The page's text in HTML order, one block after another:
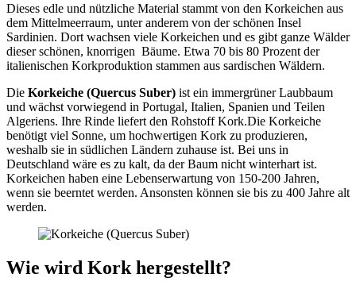
Dieses edle und nützliche Material stammt von den Korkeichen aus
dem Mittelmeerraum, unter anderem von der schönen Insel
Sardinien. Dort wachsen viele Korkeichen und es gibt ganze Wälder
dieser schönen, knorrigen Bäume. Etwa 70 bis 80 Prozent der
italienischen Korkproduktion stammen aus sardischen Wäldern.
Die Korkeiche (Quercus Suber) ist ein immergrüner Laubbaum
und wächst vorwiegend in Portugal, Italien, Spanien und Teilen
Algeriens. Ihre Rinde liefert den Rohstoff Kork.Die Korkeiche
benötigt viel Sonne, um hochwertigen Kork zu produzieren,
weshalb sie in südlichen Ländern zuhause ist. Bei uns in
Deutschland wäre es zu kalt, da der Baum nicht winterhart ist.
Korkeichen haben eine Lebenserwartung von 150-200 Jahren,
wenn sie beerntet werden. Ansonsten können sie bis zu 400 Jahre alt
werden.
Wie wird Kork hergestellt?